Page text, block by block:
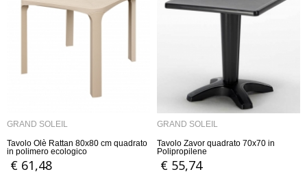
GRAND SOLEIL
Tavolo Olè Rattan 80x80 cm quadrato
in polimero ecologico
€ 61,48
GRAND SOLEIL
Tavolo Zavor quadrato 70x70 in
Polipropilene
€ 55,74